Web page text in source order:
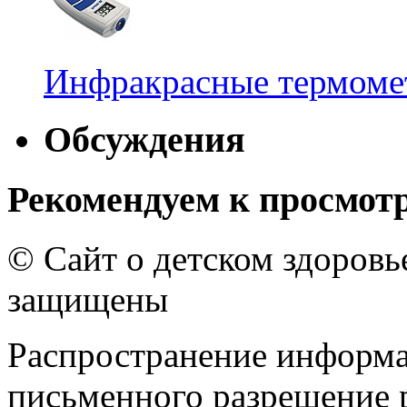
Инфракрасные
Обсуждения
Рекомендуем к
© Сайт о детском
защищены
Распространение
письменного разрешение